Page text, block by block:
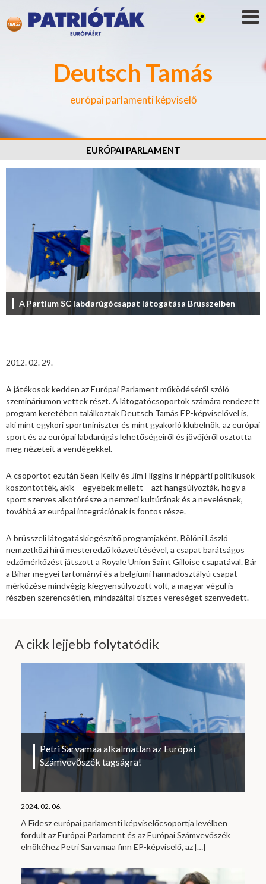
Deutsch Tamás
európai parlamenti képviselő
EURÓPAI PARLAMENT
A Partium SC labdarúgócsapat látogatása Brüsszelben
2012. 02. 29.
A játékosok kedden az Európai Parlament működéséről szóló
szemináriumon vettek részt. A látogatócsoportok számára rendezett
program keretében találkoztak Deutsch Tamás EP-képviselővel is,
aki mint egykori sportminiszter és mint gyakorló klubelnök, az európai
sport és az európai labdarúgás lehetőségeiről és jövőjéről osztotta
meg nézeteit a vendégekkel.
A csoportot ezután Sean Kelly és Jim Higgins ír néppárti politikusok
köszöntötték, akik – egyebek mellett – azt hangsúlyozták, hogy a
sport szerves alkotórésze a nemzeti kultúrának és a nevelésnek,
továbbá az európai integrációnak is fontos része.
A brüsszeli látogatáskiegészítő programjaként, Bölöni László
nemzetközi hírű mesteredző közvetítésével, a csapat barátságos
edzőmérkőzést játszott a Royale Union Saint Gilloise csapatával. Bár
a Bihar megyei tartományi és a belgiumi harmadosztályú csapat
mérkőzése mindvégig kiegyensúlyozott volt, a magyar végül is
részben szerencsétlen, mindazáltal tisztes vereséget szenvedett.
A cikk lejjebb folytatódik
Petri Sarvamaa alkalmatlan az Európai
Számvevőszék tagságra!
2024. 02. 06.
A Fidesz európai parlamenti képviselőcsoportja levélben
fordult az Európai Parlament és az Európai Számvevőszék
elnökéhez Petri Sarvamaa finn EP-képviselő, az[…]